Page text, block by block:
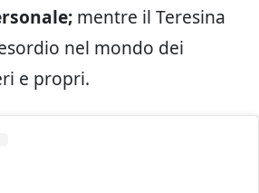
mentre il Teresina
nel mondo dei
e propri.